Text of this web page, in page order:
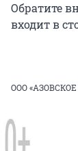
Обратите
входит в
ООО